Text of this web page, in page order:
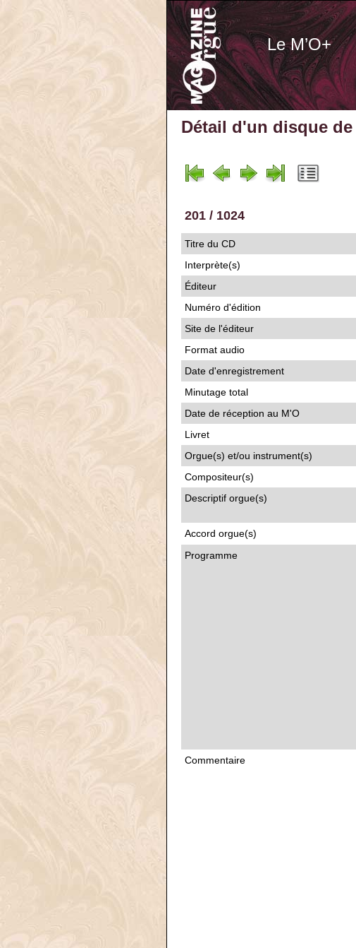
Le M’O+
Détail d'un disque
201 / 1024
Titre du CD
Interprète(s)
Éditeur
Numéro d'édition
Site de l'éditeur
Format audio
Date d'enregistrement
Minutage total
Date de réception au M'O
Livret
Orgue(s) et/ou instrument(s)
Compositeur(s)
Descriptif orgue(s)
Accord orgue(s)
Programme
Commentaire